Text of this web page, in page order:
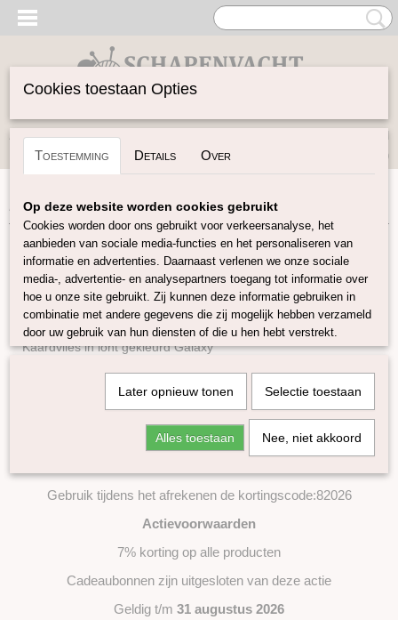
Inloggen Registreren
(0)
Home>Gekaarde Wol
Gekaarde Wol
Perendale Gekleurde Kaardvlies
Corriedal kaardvlies in lont gekleurd
Kaardvlies in lont gekleurd Galaxy
Kaardvlies in lont gekleurd Tutti Frutti
Kaardvlies in lont naturel
Tiroler bergschaap naturel
Bergschaap/Maori mix
Gekaarde Maori wol
Maori kaardvlies huidskleuren
Kaardvlies Naturel
Maandaanbieding Augustus
De hele maand augustus ontvang je 7% korting op bijna ons
Gebruik tijdens het afrekenen de kortingscode:82026
Actievoorwaarden
7% korting op alle producten
Cadeaubonnen zijn uitgesloten van deze actie
Geldig t/m 31 augustus 2026
Cookies toestaan Opties
Toestemming Details Over
Op deze website worden cookies gebruikt
Cookies worden door ons gebruikt voor verkeersanalyse, het
aanbieden van sociale media-functies en het personaliseren van
informatie en advertenties. Daarnaast verlenen we onze sociale
media-, advertentie- en analysepartners toegang tot informatie over
hoe u onze site gebruikt. Zij kunnen deze informatie gebruiken in
combinatie met andere gegevens die zij mogelijk hebben verzameld
door uw gebruik van hun diensten of die u hen hebt verstrekt.
Later opnieuw tonen Selectie toestaan
Alles toestaan Nee, niet akkoord